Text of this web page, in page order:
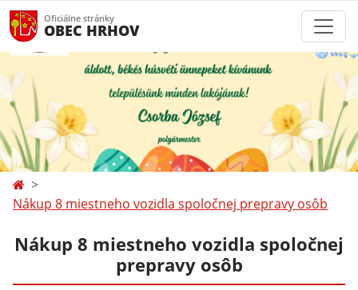
Oficiálne stránky
OBEC HRHOV
Nákup 8 miestneho vozidla spoločnej prepravy osôb
Nákup 8 miestneho vozidla spoločnej
prepravy osôb